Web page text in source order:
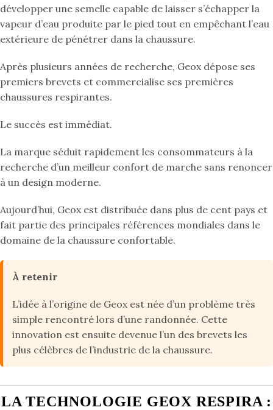
développer une semelle capable de laisser s’échapper la
vapeur d’eau produite par le pied tout en empêchant l’eau
extérieure de pénétrer dans la chaussure.
Après plusieurs années de recherche, Geox dépose ses
premiers brevets et commercialise ses premières
chaussures respirantes.
Le succès est immédiat.
La marque séduit rapidement les consommateurs à la
recherche d’un meilleur confort de marche sans renoncer
à un design moderne.
Aujourd’hui, Geox est distribuée dans plus de cent pays et
fait partie des principales références mondiales dans le
domaine de la chaussure confortable.
À retenir
L’idée à l’origine de Geox est née d’un problème très
simple rencontré lors d’une randonnée. Cette
innovation est ensuite devenue l’un des brevets les
plus célèbres de l’industrie de la chaussure.
LA TECHNOLOGIE GEOX RESPIRA :